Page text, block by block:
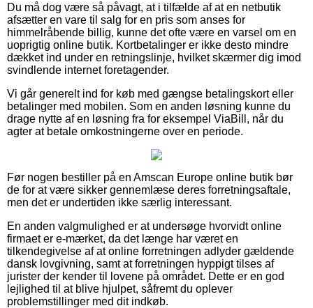
Du må dog være så påvagt, at i tilfælde af at en netbutik
afsætter en vare til salg for en pris som anses for
himmelråbende billig, kunne det ofte være en varsel om en
uoprigtig online butik. Kortbetalinger er ikke desto mindre
dækket ind under en retningslinje, hvilket skærmer dig imod
svindlende internet foretagender.
Vi går generelt ind for køb med gængse betalingskort eller
betalinger med mobilen. Som en anden løsning kunne du
drage nytte af en løsning fra for eksempel ViaBill, når du
agter at betale omkostningerne over en periode.
Før nogen bestiller på en Amscan Europe online butik bør
de for at være sikker gennemlæse deres forretningsaftale,
men det er undertiden ikke særlig interessant.
En anden valgmulighed er at undersøge hvorvidt online
firmaet er e-mærket, da det længe har været en
tilkendegivelse af at online forretningen adlyder gældende
dansk lovgivning, samt at forretningen hyppigt tilses af
jurister der kender til lovene på området. Dette er en god
lejlighed til at blive hjulpet, såfremt du oplever
problemstillinger med dit indkøb.